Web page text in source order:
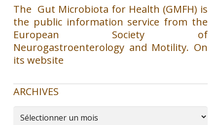
The Gut Microbiota for Health (GMFH) is
the public information service from the
European Society of
Neurogastroenterology and Motility. On
its website
ARCHIVES
Archives